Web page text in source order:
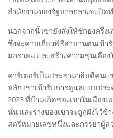
สำนักงานของรัฐบาลกลางจะปิด
นอกจากนี้ เขายังสั่งให้ชักธงครึ่ง
ซึ่งจะคาบเกี่ยวพิธีสาบานตนเข้
มกราคม และสร้างความขุ่นเคือ
คาร์เตอร์เป็นประธานาธิบดีคน
หลัก เขาเข้ารับการดูแลแบบปร
2023 ที่บ้านเกิดของเขาในเมือง
นั่น และร่างของเขาจะถูกฝังไว้ข้
สตรีหมายเลขหนึ่งและภรรยาผู้ล่